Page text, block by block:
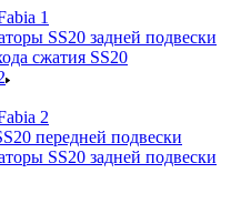
1
SS20 задней подвески
сжатия SS20
2
передней подвески
SS20 задней подвески